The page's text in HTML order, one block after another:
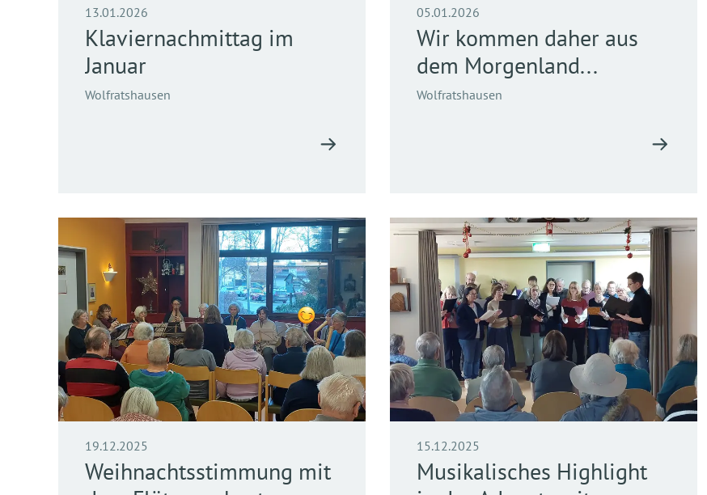
13.01.2026
Klaviernachmittag im
Januar
Wolfratshausen
05.01.2026
Wir kommen daher aus
dem Morgenland...
Wolfratshausen
19.12.2025
Weihnachtsstimmung mit
15.12.2025
Musikalisches Highlight